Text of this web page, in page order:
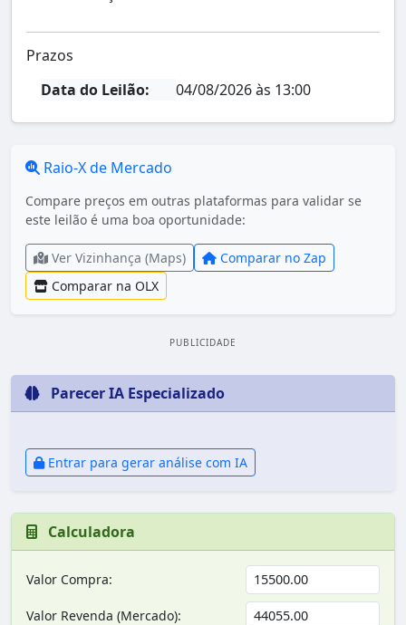
Prazos
Data do Leilão:
04/08/2026 às 13:00
Raio-X de Mercado
Compare preços em outras plataformas para validar se
este leilão é uma boa oportunidade:
Ver Vizinhança (Maps)
Comparar no Zap
Comparar na OLX
PUBLICIDADE
Parecer IA Especializado
Entrar para gerar análise com IA
Calculadora
Valor Compra:
Valor Revenda (Mercado):